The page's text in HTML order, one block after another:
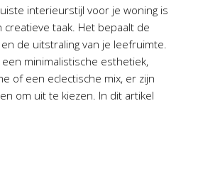
interieurstijl voor je woning is
taak. Het bepaalt de
de uitstraling van je leefruimte.
minimalistische esthetiek,
of een eclectische mix, er zijn
om uit te kiezen. In dit artikel